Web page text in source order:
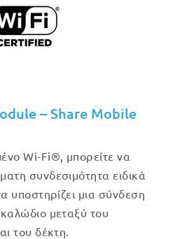
– Share Mobile
Wi-Fi®, μπορείτε να
συνδεσιμότητα ειδικά
υποστηρίζει μια σύνδεση
μεταξύ του
του δέκτη.